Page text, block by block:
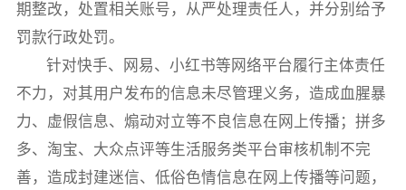
期整改，处置相关账号，从严处理责任人，并分别给予
罚款行政处罚。
针对快手、网易、小红书等网络平台履行主体责任
不力，对其用户发布的信息未尽管理义务，造成血腥暴
力、虚假信息、煽动对立等不良信息在网上传播；拼多
多、淘宝、大众点评等生活服务类平台审核机制不完
善，造成封建迷信、低俗色情信息在网上传播等问题，